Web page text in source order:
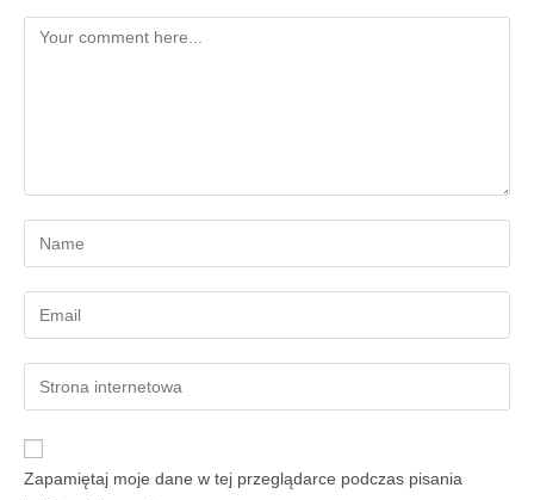
Zapamiętaj moje dane w tej przeglądarce podczas pisania